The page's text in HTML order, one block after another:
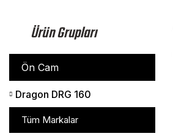
Ürün Grupları
Ön Cam
Dragon DRG 160
Tüm Markalar